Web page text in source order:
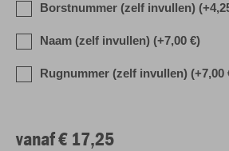
Borstnummer (zelf invullen)
Naam (zelf invullen) (+7,00 €)
Rugnummer (zelf invullen) (+7,00
vanaf € 17,25